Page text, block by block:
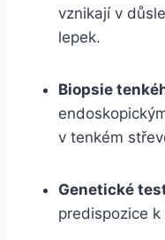
vznikají v
lepek.
Biopsie
v tenkém
Genetické
predispozice k